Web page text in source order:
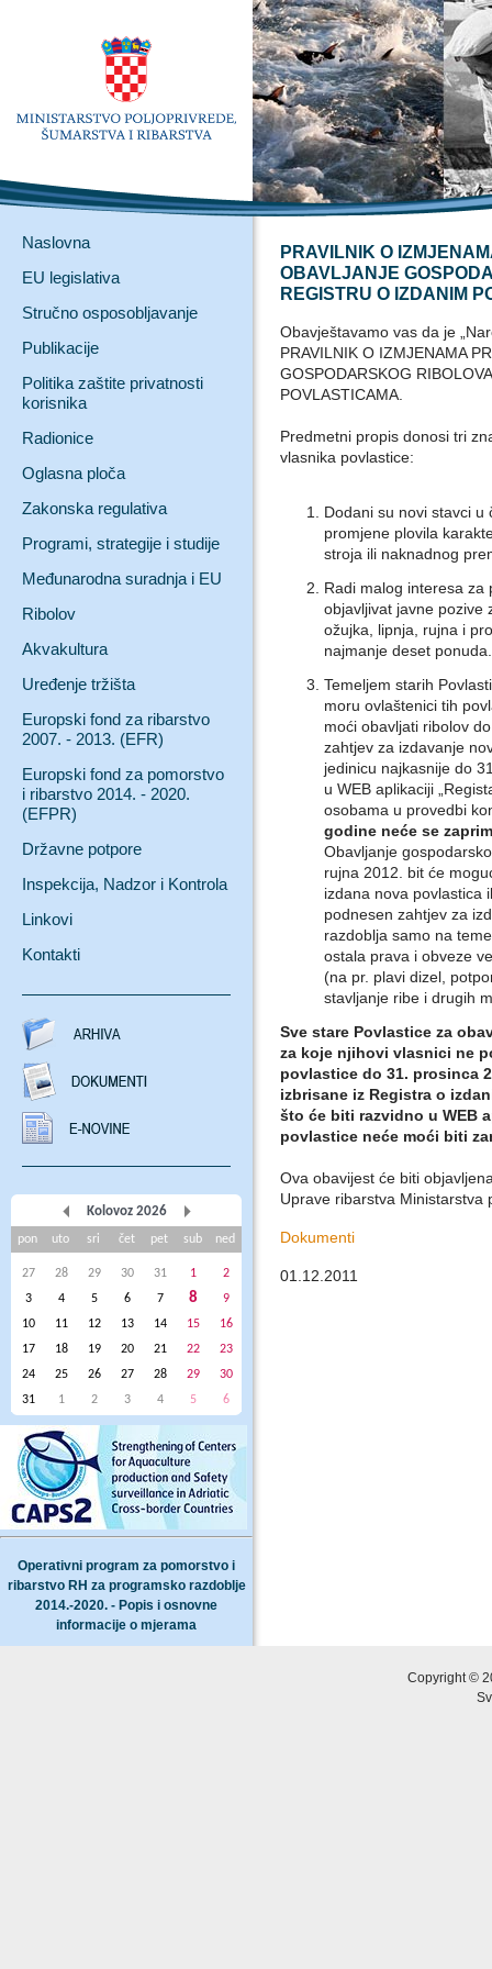
Naslovna
EU legislativa
Stručno osposobljavanje
Publikacije
Politika zaštite privatnosti
korisnika
Radionice
Oglasna ploča
Zakonska regulativa
Programi, strategije i studije
Međunarodna suradnja i EU
Ribolov
Akvakultura
Uređenje tržišta
Europski fond za ribarstvo
2007. - 2013. (EFR)
Europski fond za pomorstvo
i ribarstvo 2014. - 2020.
(EFPR)
Državne potpore
Inspekcija, Nadzor i Kontrola
Linkovi
Kontakti
Kolovoz 2026
pon uto sri čet pet sub ned
27 28 29 30 31 1
2
3
4 5 6 7 8
9
10
11 12 13 14 15
16
17
18 19 20 21 22
23
24
25 26 27 28 29
30
31
1 2 3 4 5 6
Operativni program za pomorstvo i
ribarstvo RH za programsko razdoblje
2014.-2020. - Popis i osnovne
informacije o mjerama
PRAVILNIK O
OBAVLJANJE
REGISTRU O IZDANIM
Obavještavamo vas da je
PRAVILNIK O IZMJENAMA
GOSPODARSKOG
POVLASTICAMA.
Predmetni propis donosi tri
vlasnika povlastice:
Dodani su novi stavci u
promjene plovila
stroja ili naknadnog
Radi malog interesa za
objavljivat javne pozive
ožujka, lipnja, rujna i
najmanje deset ponuda.
Temeljem starih
moru ovlaštenici tih
moći obavljati ribolov
zahtjev za izdavanje
jedinicu najkasnije do
u WEB aplikaciji
osobama u provedbi
godine neće se
Obavljanje
rujna 2012. bit će
izdana nova povlastica
podnesen zahtjev za
razdoblja samo na
ostala prava i obveze
(na pr. plavi dizel,
stavljanje ribe i drugih
Sve stare Povlastice za
za koje njihovi vlasnici ne
povlastice do 31. prosinca
izbrisane iz Registra o
što će biti razvidno u WEB
povlastice neće moći biti
Ova obavijest će biti
Uprave ribarstva Ministarstva
Dokumenti
01.12.2011
Copyright ©